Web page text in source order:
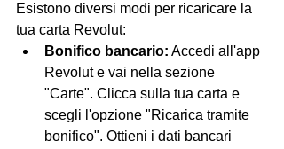
Esistono diversi modi per ricaricare la
tua carta Revolut:
Bonifico bancario: Accedi all'app
Revolut e vai nella sezione
"Carte". Clicca sulla tua carta e
scegli l'opzione "Ricarica tramite
bonifico". Ottieni i dati bancari